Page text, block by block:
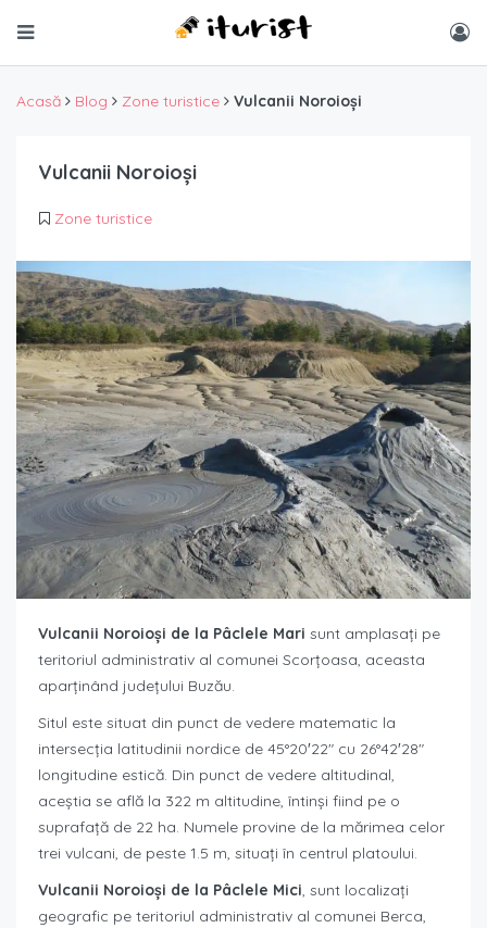
Acasă Blog Zone turistice Vulcanii Noroioși
Vulcanii Noroioși
Zone turistice
Vulcanii Noroioşi de la Pâclele Mari sunt amplasaţi pe
teritoriul administrativ al comunei Scorţoasa, aceasta
aparţinând judeţului Buzău.
Situl este situat din punct de vedere matematic la
intersecţia latitudinii nordice de 45°20′22″ cu 26°42′28″
longitudine estică. Din punct de vedere altitudinal,
aceştia se află la 322 m altitudine, întinşi fiind pe o
suprafaţă de 22 ha. Numele provine de la mărimea celor
trei vulcani, de peste 1.5 m, situaţi în centrul platoului.
Vulcanii Noroioşi de la Pâclele Mici, sunt localizaţi
geografic pe teritoriul administrativ al comunei Berca,